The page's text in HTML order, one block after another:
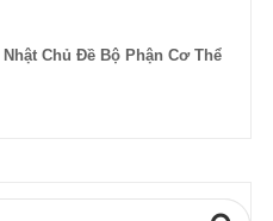
Chủ Đề Bộ Phận Cơ Thể